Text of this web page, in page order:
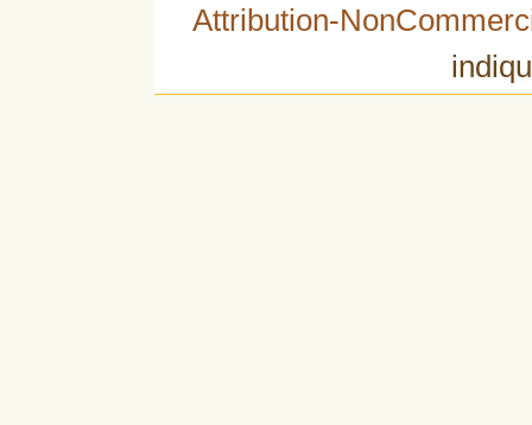
Attribution-